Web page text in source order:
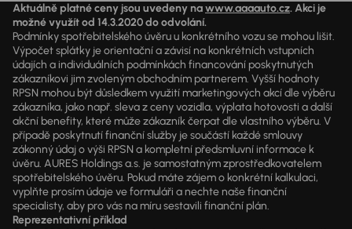
Aktuálně platné ceny jsou uvedeny nawww.aaaauto.cz. Akci je
možné využít od 14.3.2020 do odvolání.
Podmínky spotřebitelského úvěru u konkrétního vozu se mohou lišit.
Výpočet splátky je orientační a závisí na konkrétních vstupních
údajích a individuálních podmínkách financování poskytnutých
zákazníkovi jim zvoleným obchodním partnerem. Vyšší hodnoty
RPSN mohou být důsledkem využití marketingových akcí dle výběru
zákazníka, jako např. sleva z ceny vozidla, výplata hotovosti a další
akční benefity, které může zákazník čerpat dle vlastního výběru. V
případě poskytnutí finanční služby je součástí každé smlouvy
zákonný údaj o výši RPSN a kompletní předsmluvní informace k
úvěru. AURES Holdings a.s. je samostatným zprostředkovatelem
spotřebitelského úvěru. Pokud máte zájem o konkrétní kalkulaci,
vyplňte prosím údaje ve formuláři a nechte naše finanční
specialisty, aby pro vás na míru sestavili finanční plán.
Reprezentativní příklad